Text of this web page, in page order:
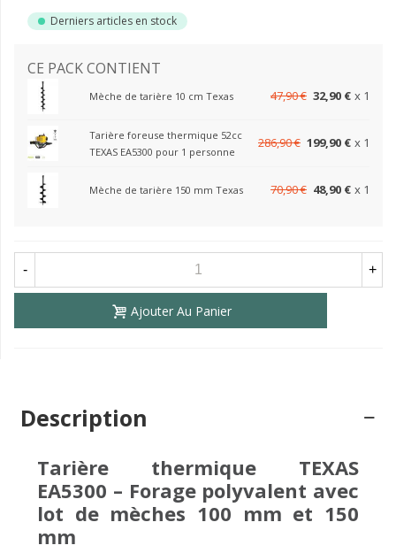
Derniers articles en stock
CE PACK CONTIENT
Mèche de tarière 10 cm Texas 47,90 € 32,90 € x 1
Tarière foreuse thermique 52cc
TEXAS EA5300 pour 1 personne
286,90 € 199,90 € x 1
Mèche de tarière 150 mm Texas 70,90 € 48,90 € x 1
- +
Ajouter Au Panier
Description
Tarière thermique TEXAS
EA5300 – Forage polyvalent avec
lot de mèches 100 mm et 150
mm